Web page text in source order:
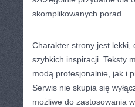
skomplikowanych porad.
Charakter strony jest lekki,
szybkich inspiracji. Teksty
modą profesjonalnie, jak i
Serwis nie skupia się
możliwe do zastosowania